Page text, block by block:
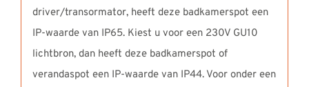
driver/transormator, heeft deze badkamerspot een
IP-waarde van IP65. Kiest u voor een 230V GU10
lichtbron, dan heeft deze badkamerspot of
verandaspot een IP-waarde van IP44. Voor onder een